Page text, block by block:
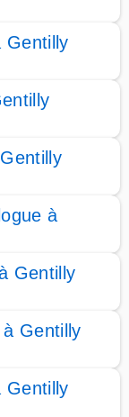
Gentilly
à
Gentilly
Gentilly
Gentilly